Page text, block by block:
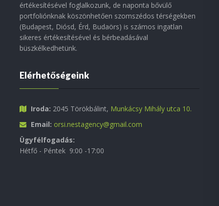
értékesítésével foglalkozunk, de naponta bővülő
portfoliónknak köszönhetően szomszédos térségekben
(Budapest, Diósd, Érd, Budaörs) is számos ingatlan
sikeres értékesítésével és bérbeadásával
büszkélkedhetünk.
Elérhetőségeink
Iroda: 2045 Törökbálint, Munkácsy Mihály utca 10.
Email: orsi.nestagency@gmail.com
Ügyfélfogadás:
Hétfő - Péntek 9:00 -17:00